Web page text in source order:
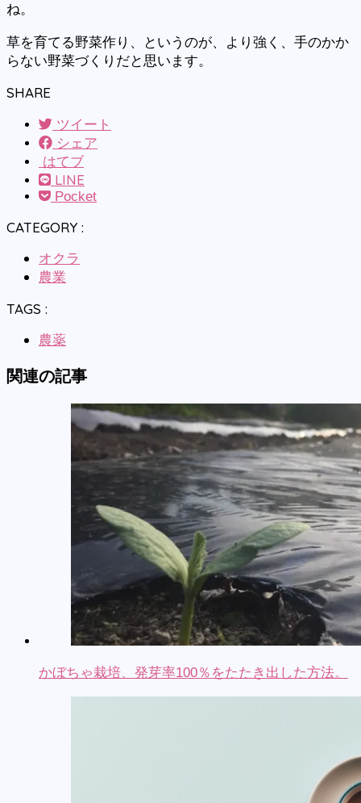
ね。
草を育てる野菜作り、というのが、より強く、手のかか
らない野菜づくりだと思います。
SHARE
ツイート
シェア
はてブ
LINE
Pocket
CATEGORY :
オクラ
農業
TAGS :
農薬
関連の記事
かぼちゃ栽培、発芽率100％をたたき出した方法。